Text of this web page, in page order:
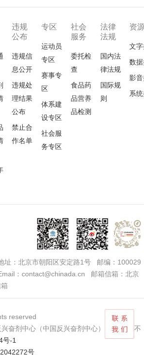
违规
公布
违规信
息公开
违规处
理结果
公布
禁止合
作名单
专区
运动员
专区
赛事专
区
体系建
设专区
社会服
务专区
社会
服务
委托检
查
食品药
品营养
品检测
法律
法规
国内法
律法规
国际规
则
资
文
数
影
系
：北京市朝阳区安定路1号 邮编：100029
：contact@chinada.cn 邮箱信箱：北京
reserved
奋剂中心（中国反兴奋剂中心） 未经授权不
号-1
号